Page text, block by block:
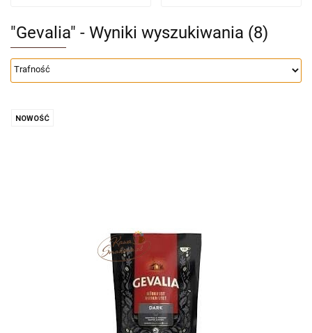
"Gevalia" - Wyniki wyszukiwania (8)
NOWOŚĆ